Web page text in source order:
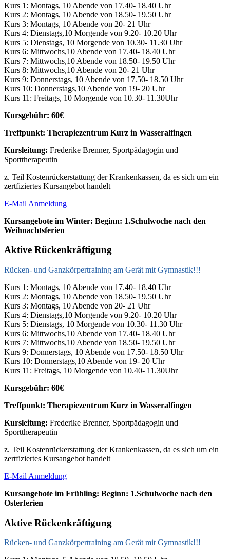
Kurs 1: Montags, 10 Abende von 17.40- 18.40 Uhr
Kurs 2: Montags, 10 Abende von 18.50- 19.50 Uhr
Kurs 3: Montags, 10 Abende von 20- 21 Uhr
Kurs 4: Dienstags,10 Morgende von 9.20- 10.20 Uhr
Kurs 5: Dienstags, 10 Morgende von 10.30- 11.30 Uhr
Kurs 6: Mittwochs,10 Abende von 17.40- 18.40 Uhr
Kurs 7: Mittwochs,10 Abende von 18.50- 19.50 Uhr
Kurs 8: Mittwochs,10 Abende von 20- 21 Uhr
Kurs 9: Donnerstags, 10 Abende von 17.50- 18.50 Uhr
Kurs 10: Donnerstags,10 Abende von 19- 20 Uhr
Kurs 11: Freitags, 10 Morgende von 10.30- 11.30Uhr
Kursgebühr: 60€
Treffpunkt: Therapiezentrum Kurz in Wasseralfingen
Kursleitung: Frederike Brenner, Sportpädagogin und
Sporttherapeutin
z. Teil Kostenrückerstattung der Krankenkassen, da es sich um ein
zertfiziertes Kursangebot handelt
E-Mail Anmeldung
Kursangebote im Winter: Beginn: 1.Schulwoche nach den
Weihnachtsferien
Aktive Rückenkräftigung
Rücken- und Ganzkörpertraining am Gerät mit Gymnastik!!!
Kurs 1: Montags, 10 Abende von 17.40- 18.40 Uhr
Kurs 2: Montags, 10 Abende von 18.50- 19.50 Uhr
Kurs 3: Montags, 10 Abende von 20- 21 Uhr
Kurs 4: Dienstags,10 Morgende von 9.20- 10.20 Uhr
Kurs 5: Dienstags, 10 Morgende von 10.30- 11.30 Uhr
Kurs 6: Mittwochs,10 Abende von 17.40- 18.40 Uhr
Kurs 7: Mittwochs,10 Abende von 18.50- 19.50 Uhr
Kurs 9: Donnerstags, 10 Abende von 17.50- 18.50 Uhr
Kurs 10: Donnerstags,10 Abende von 19- 20 Uhr
Kurs 11: Freitags, 10 Morgende von 10.40- 11.30Uhr
Kursgebühr: 60€
Treffpunkt: Therapiezentrum Kurz in Wasseralfingen
Kursleitung: Frederike Brenner, Sportpädagogin und
Sporttherapeutin
z. Teil Kostenrückerstattung der Krankenkassen, da es sich um ein
zertfiziertes Kursangebot handelt
E-Mail Anmeldung
Kursangebote im Frühling: Beginn: 1.Schulwoche nach den
Osterferien
Aktive Rückenkräftigung
Rücken- und Ganzkörpertraining am Gerät mit Gymnastik!!!